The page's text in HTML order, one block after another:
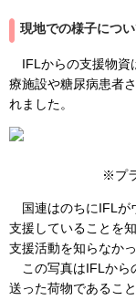
現地での様子につ
IFLからの支援物資
療施設や糖尿病患者
れました。
※プ
国連はのちにIFLが
支援していることを
支援活動を知らなかっ
この写真はIFLから
送った荷物であるこ